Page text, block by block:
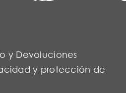
y Devoluciones
y protección de